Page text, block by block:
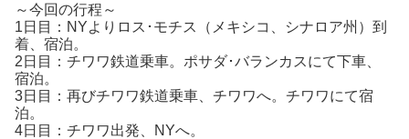
～今回の行程～
1日目：NYよりロス･モチス（メキシコ、シナロア州）到
着、宿泊。
2日目：チワワ鉄道乗車。ポサダ･バランカスにて下車、
宿泊。
3日目：再びチワワ鉄道乗車、チワワへ。チワワにて宿
泊。
4日目：チワワ出発、NYへ。